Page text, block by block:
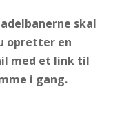
skal
opretter en
med et link til
i gang.